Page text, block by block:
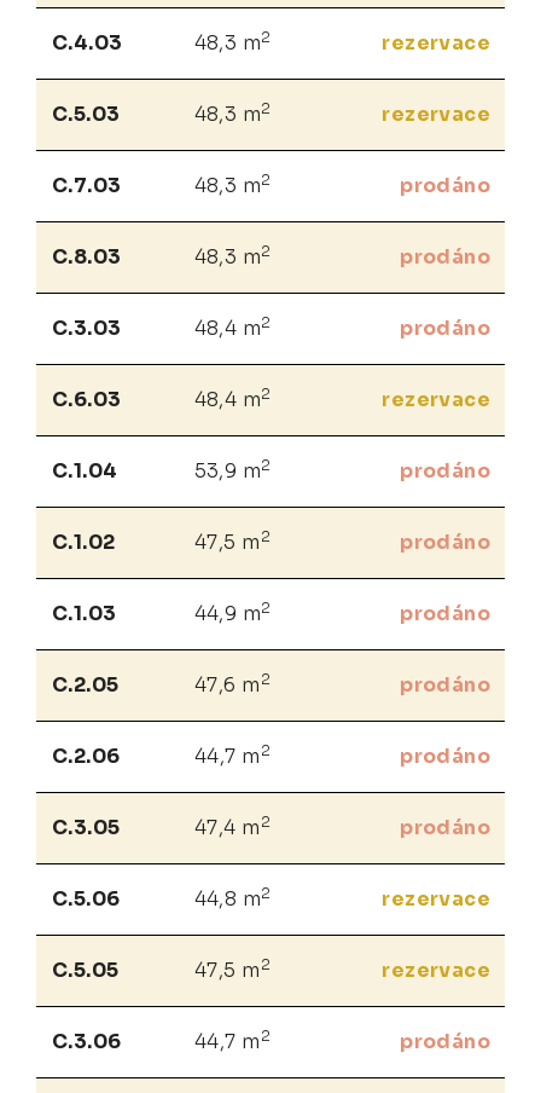
C.4.03 48,3 m2 rezervace
C.5.03 48,3 m2 rezervace
C.7.03 48,3 m2 prodáno
C.8.03 48,3 m2 prodáno
C.3.03 48,4 m2 prodáno
C.6.03 48,4 m2 rezervace
C.1.04 53,9 m2 prodáno
C.1.02 47,5 m 2 prodáno
C.1.03 44,9 m2 prodáno
C.2.05 47,6 m 2 prodáno
C.2.06 44,7 m 2 prodáno
C.3.05 47,4 m 2 prodáno
C.5.06 44,8 m2 rezervace
C.5.05 47,5 m 2 rezervace
C.3.06 44,7 m 2 prodáno